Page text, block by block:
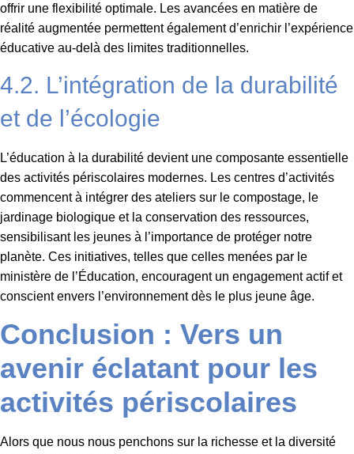
offrir une flexibilité optimale. Les avancées en matière de
réalité augmentée permettent également d’enrichir l’expérience
éducative au-delà des limites traditionnelles.
4.2. L’intégration de la durabilité
et de l’écologie
L’éducation à la durabilité devient une composante essentielle
des activités périscolaires modernes. Les centres d’activités
commencent à intégrer des ateliers sur le compostage, le
jardinage biologique et la conservation des ressources,
sensibilisant les jeunes à l’importance de protéger notre
planète. Ces initiatives, telles que celles menées par le
ministère de l’Éducation, encouragent un engagement actif et
conscient envers l’environnement dès le plus jeune âge.
Conclusion : Vers un
avenir éclatant pour les
activités périscolaires
Alors que nous nous penchons sur la richesse et la diversité